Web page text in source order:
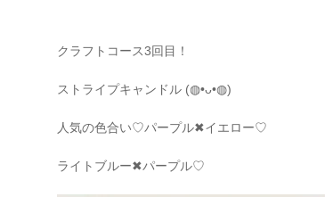
クラフトコース3回目！
ストライプキャンドル (◍•ᴗ•◍)
人気の色合い♡パープル✖イエロー♡
ライトブルー✖パープル♡